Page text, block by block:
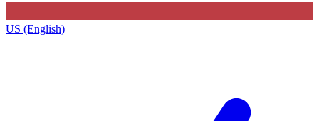
US (English)